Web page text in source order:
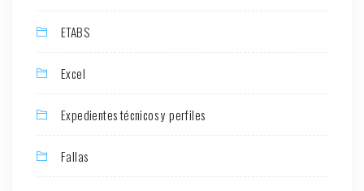
ETABS
Excel
Expedientes técnicos y perfiles
Fallas